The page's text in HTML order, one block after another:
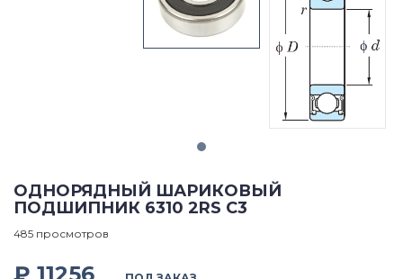
ОДНОРЯДНЫЙ ШАРИКОВЫЙ
ПОДШИПНИК 6310 2RS C3
485 просмотров